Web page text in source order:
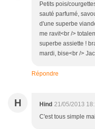
Petits pois/
sauté parfumé,
d'une superbe
me ravit<br />
superbe assiette !
mardi, bise<br />
Répondre
H Hind 21/05/2013
C'est tous simple